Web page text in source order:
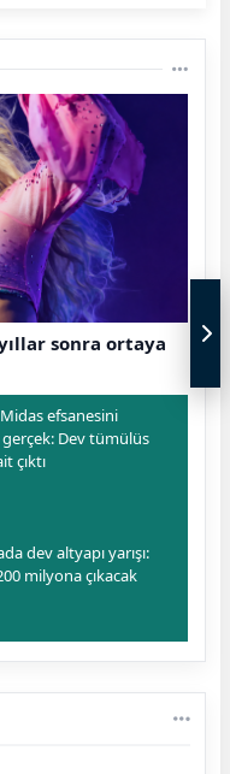
sonra ortaya
efsanesini
Dev tümülüs
çıktı
dev altyapı yarışı:
milyona çıkacak